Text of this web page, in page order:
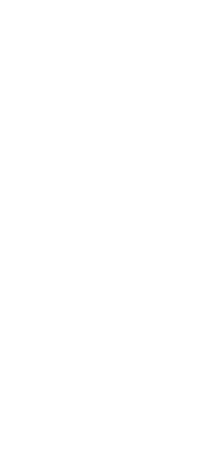
en diálogo las películas.
filmografía que incluye Cándido
antes de la muerte de Luca